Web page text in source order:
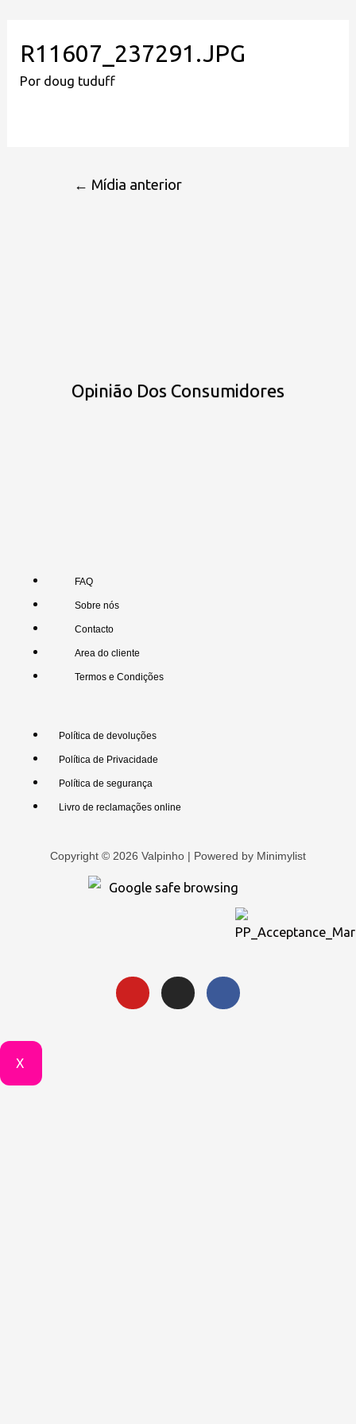
R11607_237291.JPG
Por doug tuduff
← Mídia anterior
Opinião Dos Consumidores
FAQ
Sobre nós
Contacto
Area do cliente
Termos e Condições
Política de devoluções
Política de Privacidade
Política de segurança
Livro de reclamações online
Copyright © 2026 Valpinho | Powered by Minimylist
X